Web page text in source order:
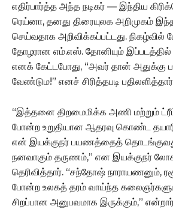
எதிர்பார்த்த அந்த நடிகர் — இந்திய
ரெய்னா, தனது திரையுலக அறிமுகம்
செய்வதாக அறிவிக்கப்பட்டது. நிகழ்வில்
தோழரான எம்.எஸ். தோனியும் இப்படத்தில்
எனக் கேட்டபோது, “அவர் தான் அதுக்கு
வேண்டும!” எனச் சிரித்தபடி
“இத்தனை திறமைமிக்க அணி மற்றும்
போன்ற உறுதியான ஆதரவு கொண்ட
என் இயக்குநர் பயணத்தைத்
நனவாகும் தருணம்,” என இயக்குநர்
தெரிவித்தார். “சந்தோஷ் நாராயணனும்,
போன்ற உலகத் தரம் வாய்ந்த
சிறப்பான அனுபவமாக இருக்கும்,”